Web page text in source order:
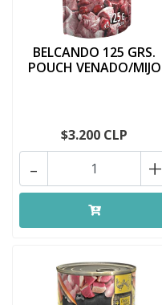
BELCANDO 125 GRS.
POUCH VENADO/MIJO
$3.200 CLP
+
-